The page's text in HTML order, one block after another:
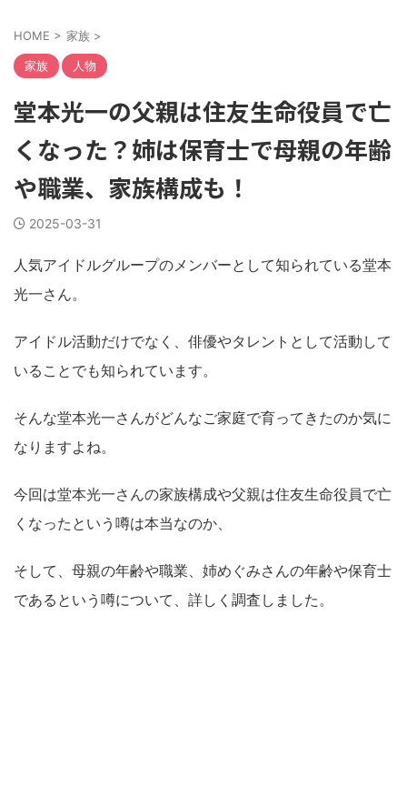
HOME > 家族 >
家族 人物
堂本光一の父親は住友生命役員で亡
くなった？姉は保育士で母親の年齢
や職業、家族構成も！
2025-03-31
人気アイドルグループのメンバーとして知られている堂本
光一さん。
アイドル活動だけでなく、俳優やタレントとして活動して
いることでも知られています。
そんな堂本光一さんがどんなご家庭で育ってきたのか気に
なりますよね。
今回は堂本光一さんの家族構成や父親は住友生命役員で亡
くなったという噂は本当なのか、
そして、母親の年齢や職業、姉めぐみさんの年齢や保育士
であるという噂について、詳しく調査しました。